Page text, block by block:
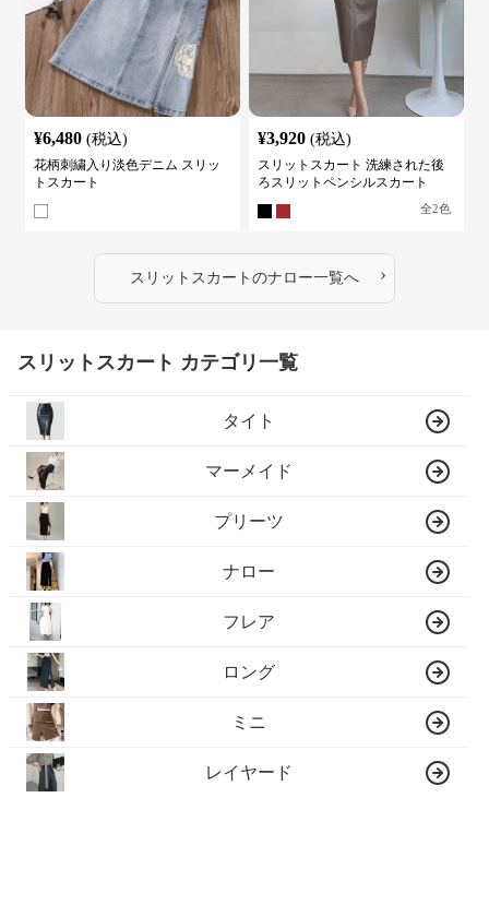
¥6,480 (税込)
花柄刺繍入り淡色デニム スリッ
トスカート
¥3,920 (税込)
スリットスカート 洗練された後
ろスリットペンシルスカート
全2色
スリットスカート のナロー一覧へ ›
スリットスカート カテゴリ一覧
タイト
マーメイド
プリーツ
ナロー
フレア
ロング
ミニ
レイヤード